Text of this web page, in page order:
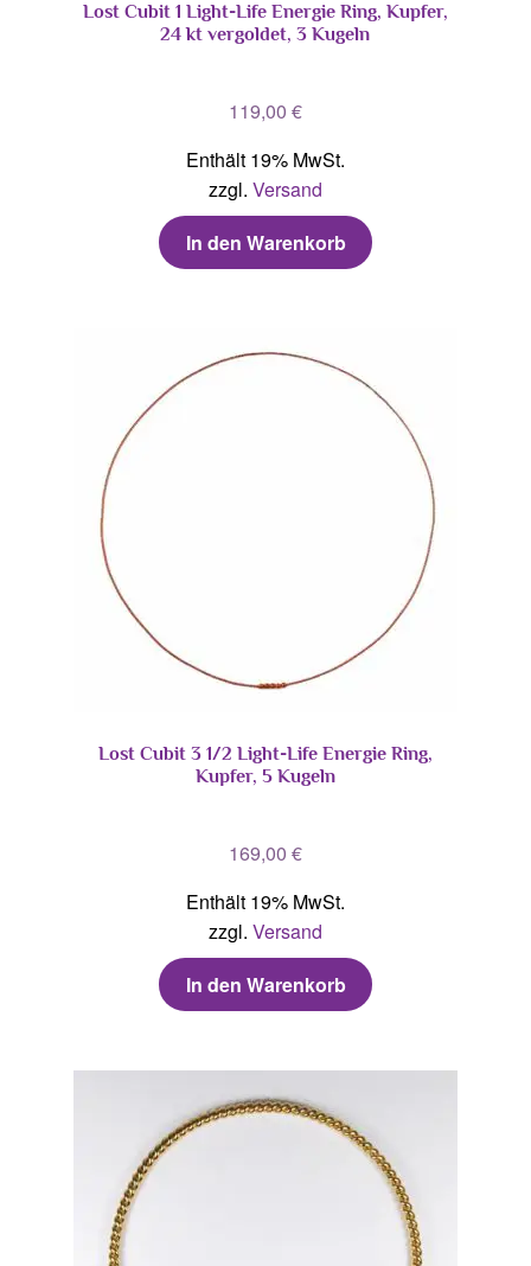
Lost Cubit 1 Light-Life Energie Ring, Kupfer,
24 kt vergoldet, 3 Kugeln
119,00 €
Enthält 19% MwSt.
zzgl. Versand
In den Warenkorb
Lost Cubit 3 1/2 Light-Life Energie Ring,
Kupfer, 5 Kugeln
169,00 €
Enthält 19% MwSt.
zzgl. Versand
In den Warenkorb